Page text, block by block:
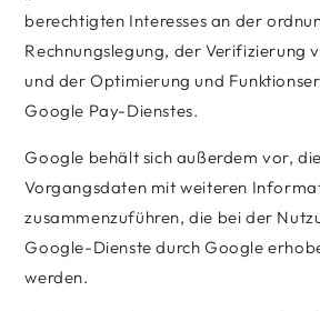
berechtigten Interesses an der
Rechnungslegung, der Verifizierung
und der Optimierung und
Google Pay-Dienstes.
Google behält sich außerdem vor,
Vorgangsdaten mit weiteren
zusammenzuführen, die bei der
Google-Dienste durch Google
werden.